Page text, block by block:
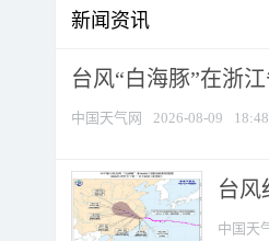
新闻资讯
台风“白海豚”在浙
中国天气网 2026-08-09 18:48
台风
中国天